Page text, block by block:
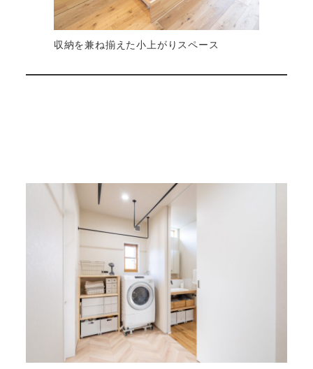
収納を兼ね揃えた小上がりスペース